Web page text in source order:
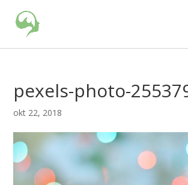
pexels-photo-
okt 22, 2018